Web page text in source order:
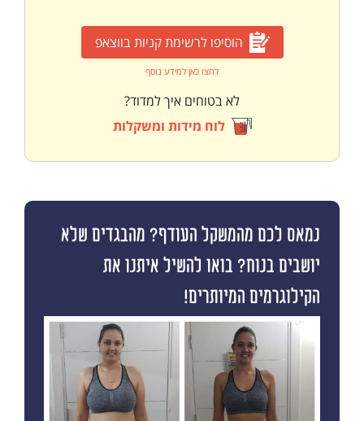
הוסיפו לרשימת קניות בווצאפ
לחצו כאן למידע נוסף
לא בטוחים איך למדוד?
לוח מידות ומשקלות
נמאס לכם מהמשקל העודף? מהבגדים שלא
יושבים בנוח? בואו להשיל איתנו את
הקילוגרמים המיותרים!